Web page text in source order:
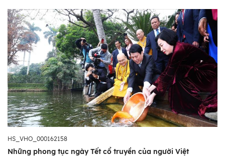
HS_VHO_000162158
Những phong tục ngày Tết cổ truyền của người Việt